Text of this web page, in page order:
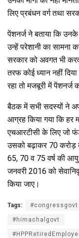
लिए प्रबंधन वर्ग तथा
पेंशनर्ज ने बताया कि उनके
उन्हें परेशानी का सामना
सरकार को अवगत भी
तरफ कोई ध्यान नहीं
रहा तो मजबूरी में पेंशनर्ज
बैठक में सभी सदस्यों ने
आग्रह किया गया कि हर
एचआरटीसी के लिए जो
उसको बढ़ाकर 70 करोड़
65, 70 व 75 वर्ष की
जनवरी 2016 को
किया जाए।
Tags: #congressgovt
#himachalgovt